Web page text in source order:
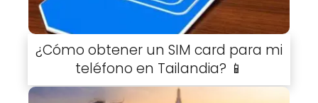
¿Cómo obtener un SIM card para mi
teléfono en Tailandia? 📱